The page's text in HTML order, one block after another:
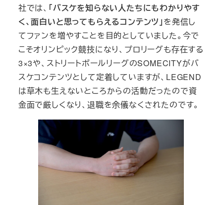
社では、 「バスケを知らない人たちにもわかりやす
く、面白いと思ってもらえるコンテンツ」を発信し
てファンを増やすことを目的としていました。今で
こそオリンピック競技になり、プロリーグも存在する
3×3や、ストリートボールリーグのSOMECITYがバ
スケコンテンツとして定着していますが、LEGEND
は草木も生えないところからの活動だったので資
金面で厳しくなり、退職を余儀なくされたのです。